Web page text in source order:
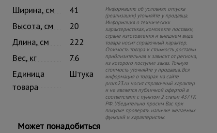
Ширина, см
41
Высота, см
20
Длина, см
222
Вес, кг
7.6
Единица
товара
Штука
Информацию об условиях отпуска
(реализации) уточняйте у продавца.
Информация о технических
характеристиках, комплекте поставки,
стране изготовления и внешнем виде
товара носит справочный характер.
Стоимость товара и стоимость доставки
приблизительная и зависит от региона,
из которого поступил заказ. Точную
стоимость уточняйте у продавца. Вся
информация о товарах на сайте
prom23.ru носит справочный характер
и не является публичной офертой в
соответствии с пунктом 2 статьи 437 ГК
РФ. Убедительно просим Вас при
покупке проверять наличие желаемых
функций и характеристик.
Может понадобиться